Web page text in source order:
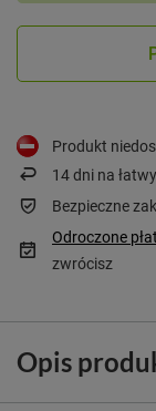
Produkt
14dni na
Bezpieczne
Odroczone
zwrócisz
Opis